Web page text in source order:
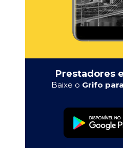
Prestadores
Baixe o Grifo